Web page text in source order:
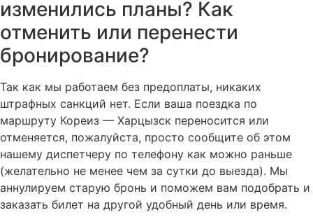
изменились планы? Как
отменить или перенести
бронирование?
Так как мы работаем без предоплаты, никаких
штрафных санкций нет. Если ваша поездка по
маршруту Кореиз — Харцызск переносится или
отменяется, пожалуйста, просто сообщите об этом
нашему диспетчеру по телефону как можно раньше
(желательно не менее чем за сутки до выезда). Мы
аннулируем старую бронь и поможем вам подобрать и
заказать билет на другой удобный день или время.